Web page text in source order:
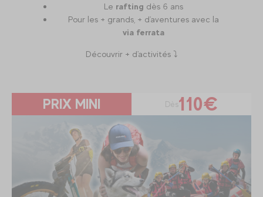
Le rafting dès 6 ans
Pour les + grands, + d'aventures avec la
via ferrata
Découvrir + d'activités ⤵️
PRIX MINI Dès110€